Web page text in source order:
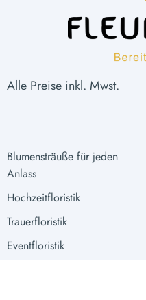
Alle Preise inkl. Mwst.
Blumensträuße für jeden
Anlass
Hochzeitfloristik
Trauerfloristik
Eventfloristik